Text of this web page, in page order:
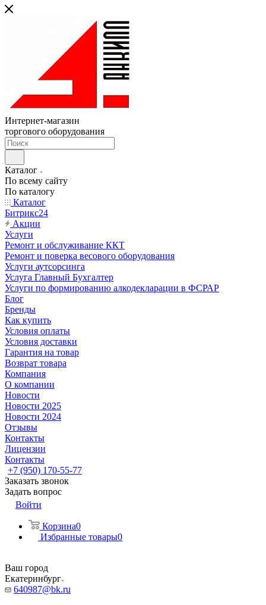
Интернет-магазин
торгового оборудования
Каталог
По всему сайту
По каталогу
Каталог
Битрикс24
Акции
Услуги
Ремонт и обслуживание ККТ
Ремонт и поверка весового оборудования
Услуги аутсорсинга
Услуга Главный Бухгалтер
Услуги по формированию алкодекларации в ФСРАР
Блог
Бренды
Как купить
Условия оплаты
Условия доставки
Гарантия на товар
Возврат товара
Компания
О компании
Новости
Новости 2025
Новости 2024
Отзывы
Контакты
Лицензии
Контакты
+7 (950) 170-55-77
Заказать звонок
Задать вопрос
Войти
Корзина0
Избранные товары0
Ваш город
Екатеринбург
640987@bk.ru